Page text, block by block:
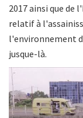
2017 ainsi que de
relatif à
l'environnement
jusque-là.